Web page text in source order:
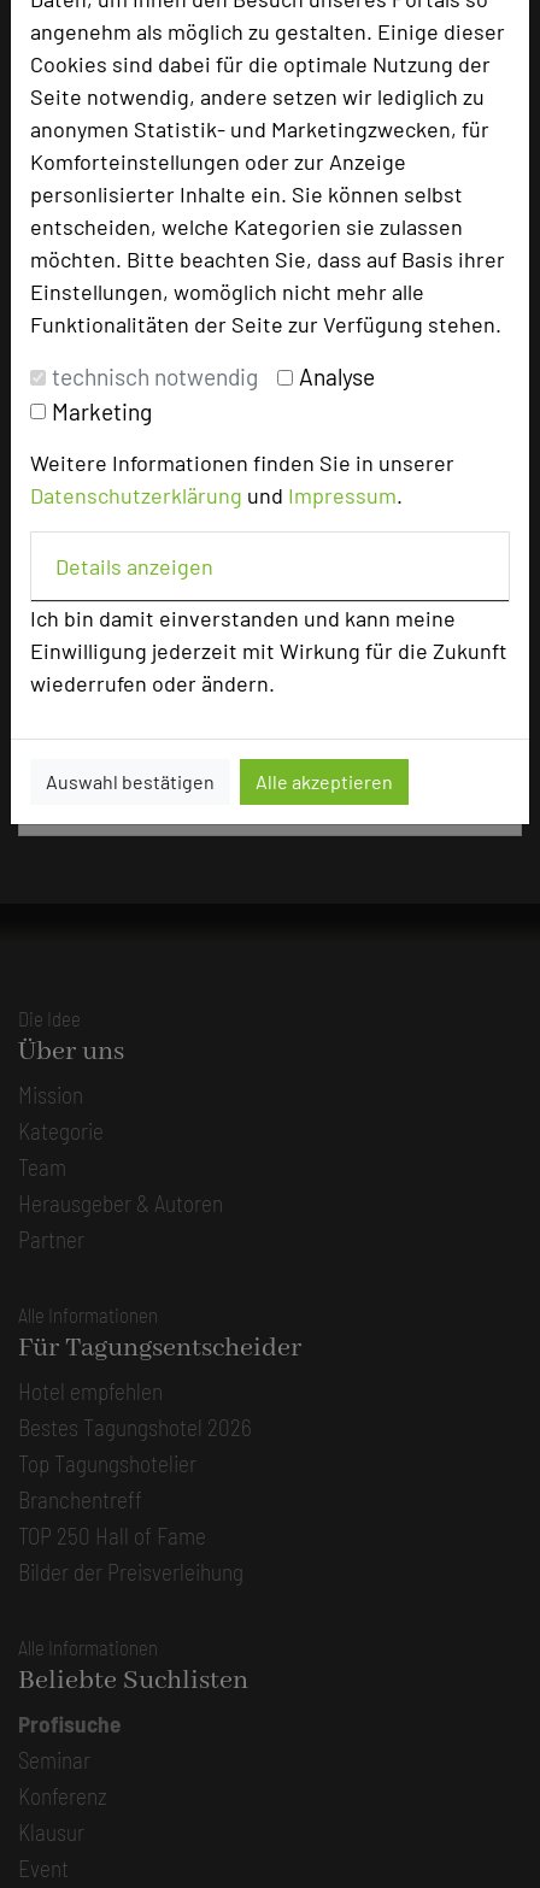
angenehm als möglich zu gestalten. Einige dieser
Cookies sind dabei für die optimale Nutzung der
Seite notwendig, andere setzen wir lediglich zu
anonymen Statistik- und Marketingzwecken, für
Komforteinstellungen oder zur Anzeige
personlisierter Inhalte ein. Sie können selbst
entscheiden, welche Kategorien sie zulassen
möchten. Bitte beachten Sie, dass auf Basis ihrer
Einstellungen, womöglich nicht mehr alle
Funktionalitäten der Seite zur Verfügung stehen.
technisch notwendig
Analyse
Marketing
Weitere Informationen finden Sie in unserer
Datenschutzerklärung und Impressum.
Details anzeigen
Ich bin damit einverstanden und kann meine
Einwilligung jederzeit mit Wirkung für die Zukunft
wiederrufen oder ändern.
Auswahl bestätigen Alle akzeptieren
U-Form
35
Parlamentarisch
48
Reihenbestuhlung
80
Tagungsräume
Ausstellungsfläche
Zimmer
Einzelzimmer
21
Besonders geeignet für
2242 Seiten dieses Hotels wurden in den
Impressum zum Hotel
Nutzungsrechte für dieses Portal eingeräumt und sind dafür
Die Idee
Über uns
Mission
Kategorie
Team
Herausgeber & Autoren
Partner
Alle Informationen
Für Tagungsentscheider
Hotel empfehlen
Bestes Tagungshotel 2026
Top Tagungshotelier
Branchentreff
TOP 250 Hall of Fame
Bilder der Preisverleihung
Alle Informationen
Beliebte Suchlisten
Profisuche
Seminar
Konferenz
Klausur
Event